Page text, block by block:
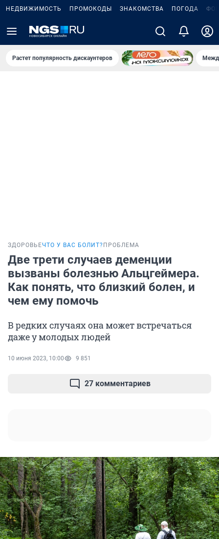
НЕДВИЖИМОСТЬ ПРОМОКОДЫ ЗНАКОМСТВА ПОГОДА
Растет популярность дискаунтеров
ЗДОРОВЬЕЧТО У ВАС БОЛИТ? ПРОБЛЕМА
Две трети случаев деменции
вызваны болезнью Альцгеймера.
Как понять, что близкий болен, и
чем ему помочь
В редких случаях она может встречаться
даже у молодых людей
10 июня 2023, 10:00 9 851
27 комментариев